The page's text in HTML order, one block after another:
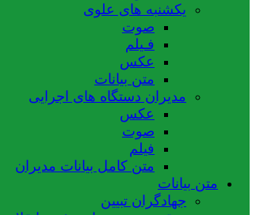
یکشنبه های علوی
صوت
فـیلم
عکس
متن بیانات
مدیران دستگاه های اجرایی
عکس
صوت
فیلم
متن کامل بیانات مدیران
متن بیانات
جهادگران تبیین